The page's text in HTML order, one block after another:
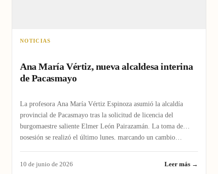
NOTICIAS
Ana María Vértiz, nueva alcaldesa interina
de Pacasmayo
La profesora Ana María Vértiz Espinoza asumió la alcaldía
provincial de Pacasmayo tras la solicitud de licencia del
burgomaestre saliente Elmer León Pairazamán. La toma de
posesión se realizó el último lunes, marcando un cambio…
10 de junio de 2026 Leer más →